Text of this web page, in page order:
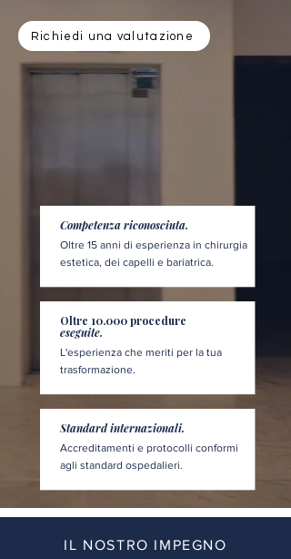
Richiedi una valutazione
Competenza riconosciuta.
Oltre 15 anni di esperienza in chirurgia
estetica, dei capelli e bariatrica.
Oltre 10.000 procedure
eseguite.
L'esperienza che meriti per la tua
trasformazione.
Standard internazionali.
Accreditamenti e protocolli conformi
agli standard ospedalieri.
IL NOSTRO IMPEGNO